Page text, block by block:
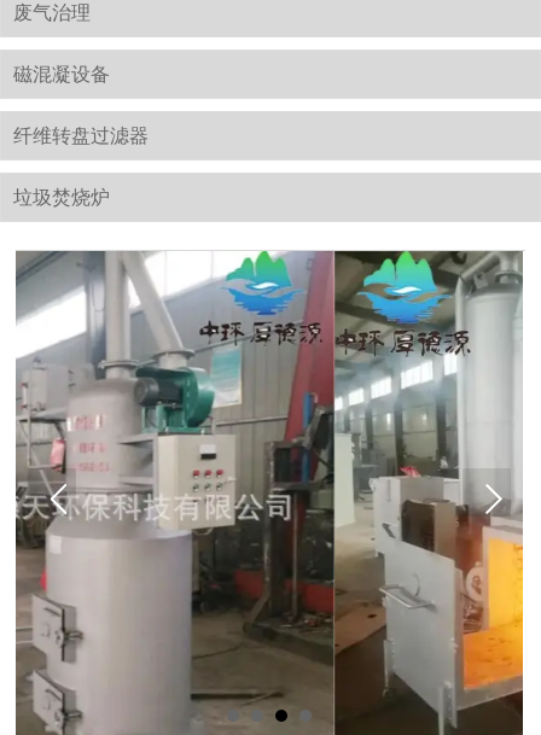
废气治理
磁混凝设备
纤维转盘过滤器
垃圾焚烧炉